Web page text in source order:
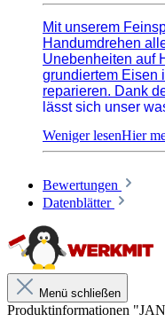
Mit unserem
Handumdrehen
Unebenheiten auf
grundiertem Eisen
reparieren. Dank
lässt sich unser
extrem schnell
Zeit mehrere
völlig glatte und
bestens weiter
Ob du kleine
Spachtelarbeiten
Feinspachtel
ist sehr gut füllend
1000 µ
Ergiebigkeit. Und
Bewertungen
Datenblätter
Menü schließen
Produktinformationen